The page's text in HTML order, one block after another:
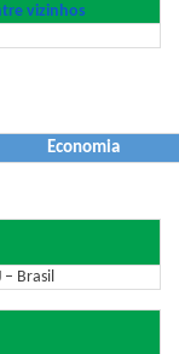
vizinhos
Economia
Brasil